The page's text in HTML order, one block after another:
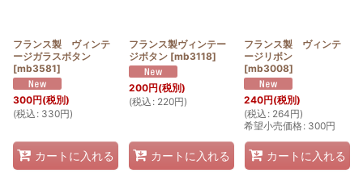
フランス製 ヴィンテ
ージガラスボタン
[mb3581]
300円(税別)
(税込 : 330円)
カートに入れる
フランス製ヴィンテー
ジボタン [mb3118]
200円(税別)
(税込 : 220円)
カートに入れる
フランス製 ヴィンテ
ージリボン
[mb3008]
240円(税別)
(税込 : 264円)
希望小売価格: 300円
カートに入れる